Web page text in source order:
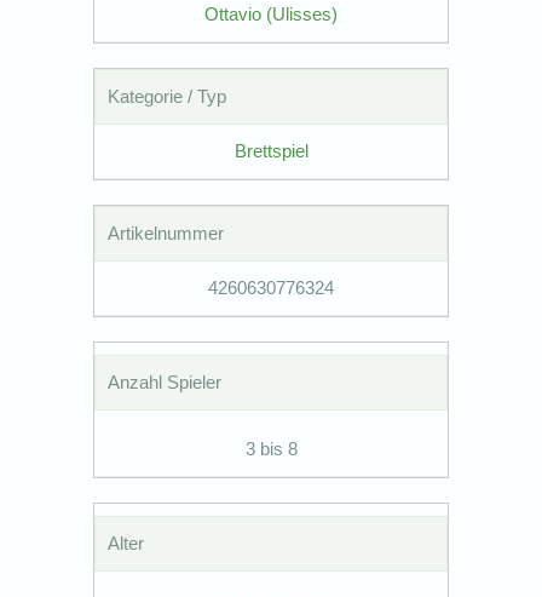
Ottavio (Ulisses)
Kategorie / Typ
Brettspiel
Artikelnummer
4260630776324
Anzahl Spieler
3 bis 8
Alter